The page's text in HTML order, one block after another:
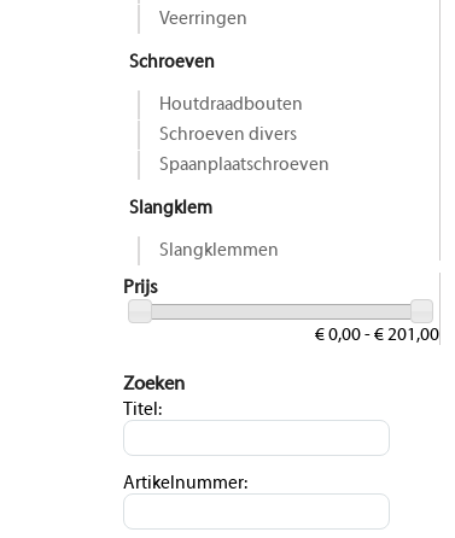
Veerringen
Schroeven
Houtdraadbouten
Schroeven divers
Spaanplaatschroeven
Slangklem
Slangklemmen
Prijs
€ 0,00 - € 201,00
Zoeken
Titel:
Artikelnummer: